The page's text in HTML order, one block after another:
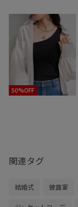
50%OFF
関連タグ
結婚式 披露宴